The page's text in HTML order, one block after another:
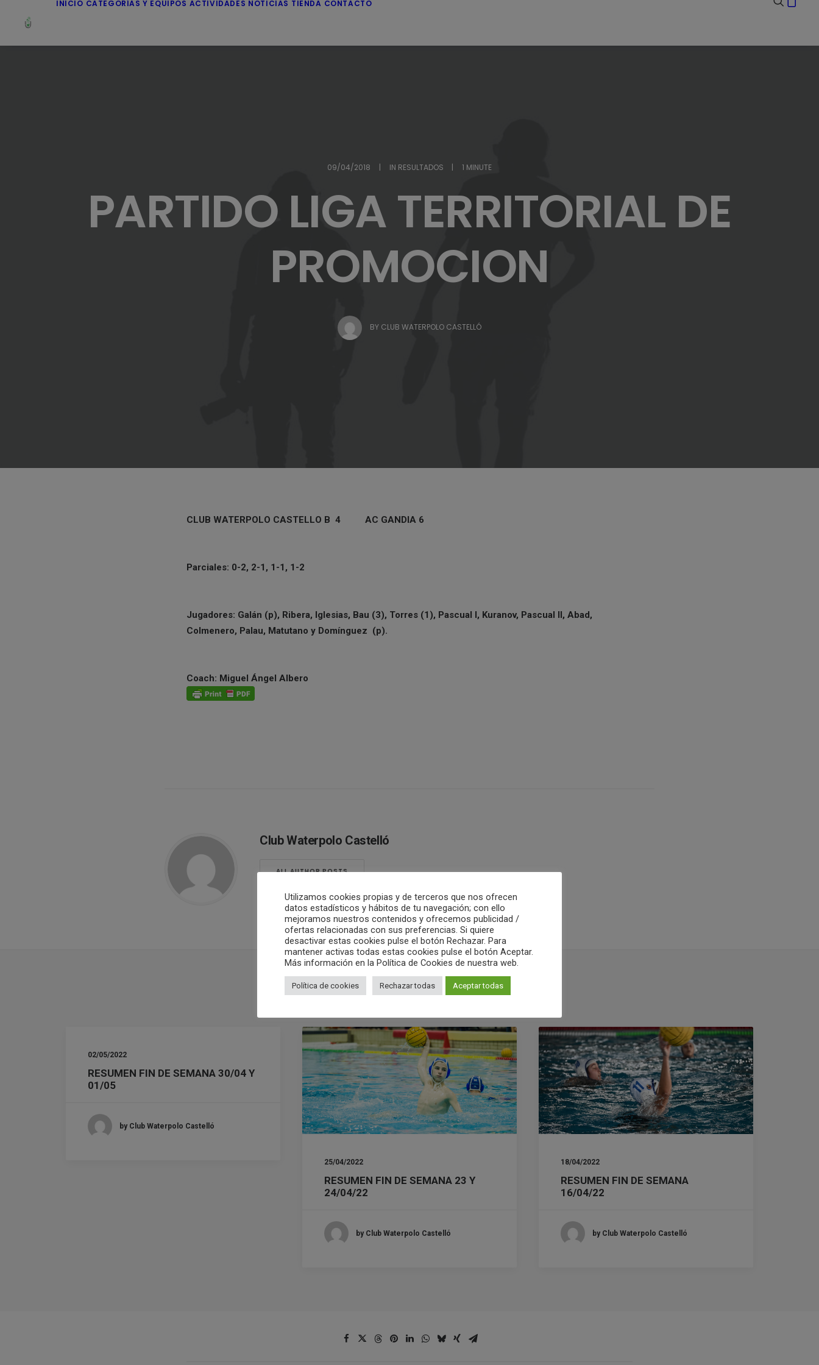
INICIO CATEGORÍAS Y EQUIPOS ACTIVIDADES NOTICIAS TIENDA CONTACTO
09/04/2018 | IN RESULTADOS | 1 MINUTE
PARTIDO LIGA TERRITORIAL DE
PROMOCION
BY CLUB WATERPOLO CASTELLÓ
CLUB WATERPOLO CASTELLO B 4 AC GANDIA 6
Parciales: 0-2, 2-1, 1-1, 1-2
Jugadores: Galán (p), Ribera, Iglesias, Bau (3), Torres (1), Pascual I, Kuranov, Pascual II, Abad,
Colmenero, Palau, Matutano y Domínguez (p).
Coach: Miguel Ángel Albero
Club Waterpolo Castelló
ALL AUTHOR POSTS
02/05/2022
RESUMEN FIN DE SEMANA 30/04 Y
01/05
by Club Waterpolo Castelló
25/04/2022
RESUMEN FIN DE SEMANA 23 Y
24/04/22
by Club Waterpolo Castelló
18/04/2022
RESUMEN FIN DE SEMANA
16/04/22
by Club Waterpolo Castelló
Utilizamos cookies propias y de terceros que nos ofrecen
datos estadísticos y hábitos de tu navegación; con ello
mejoramos nuestros contenidos y ofrecemos publicidad /
ofertas relacionadas con sus preferencias. Si quiere
desactivar estas cookies pulse el botón Rechazar. Para
mantener activas todas estas cookies pulse el botón Aceptar.
Más información en la Política de Cookies de nuestra web.
Política de cookies Rechazar todas Aceptar todas